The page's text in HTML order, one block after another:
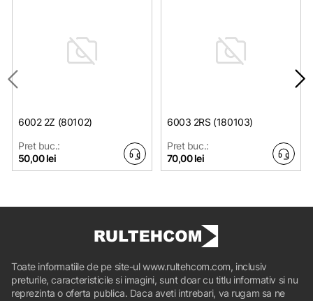
6002 2Z (80102)
Pret buc.:
50,00 lei
6003 2RS (180103)
Pret buc.:
70,00 lei
Toate informatiile de pe site-ul www.rultehcom.com, inclusiv
preturile, caracteristicile si imagini, sunt doar cu titlu informativ si nu
reprezinta o oferta publica. Daca aveti intrebari, va rugam sa ne